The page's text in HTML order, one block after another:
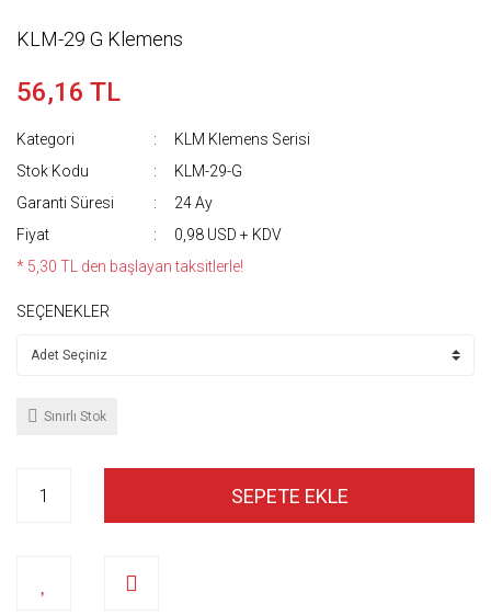
KLM-29 G Klemens
56,16 TL
Kategori
KLM Klemens Serisi
Stok Kodu
KLM-29-G
Garanti Süresi
24 Ay
Fiyat
0,98 USD + KDV
* 5,30 TL den başlayan taksitlerle!
SEÇENEKLER
Sınırlı Stok
SEPETE EKLE